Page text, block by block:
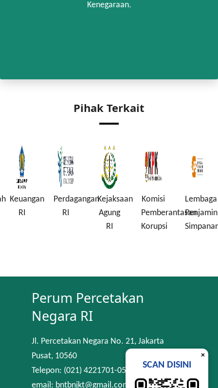
Kenegaraan.
Pihak Terkait
Keuangan
RI
Perdagangan
RI
Kejaksaan
Agung
RI
Komisi
Pemberantasan
Korupsi
Lembaga
Penjamin
Perum Percetakan
Negara RI
Jl. Percetakan Negara No. 21, Jakarta
Pusat, 10560
Telepon: (021) 4221701-05
email: bntbnjkt@gmail.com
×
SCAN DISINI